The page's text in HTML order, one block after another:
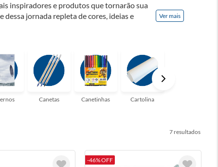
inspiradores e produtos que tornarão sua
dessa jornada repleta de cores, ideias e
Ver mais
Canetas Canetinhas Cartolina
7
-46% OFF